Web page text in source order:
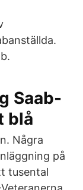
Saab-
blå
Några
på
tusental